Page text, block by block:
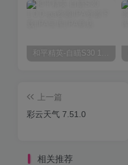
和平精英-自瞄S30 1.0.0
上一篇
彩云天气 7.51.0
相关推荐